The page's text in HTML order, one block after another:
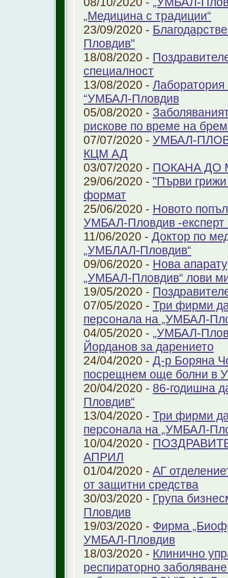
„Медицина с традиции“
23/09/2020 -
Пловдив"
18/08/2020 -
специалност
13/08/2020 - Лаборатория
“УМБАЛ-Пловдив
05/08/2020 -
рискове по време на
07/07/2020 - УМБАЛ-
КЦМ АД
03/07/2020 - ПОКАНА ДО
29/06/2020 - "Първи
формат
25/06/2020 - Новото
УМБАЛ-Пловдив -експерт
11/06/2020 - Доктор по
„УМБЛАЛ-Пловдив“
09/06/2020 - Нова
„УМБАЛ-Пловдив“ лови
19/05/2020 -
07/05/2020 - Три фирми
персонала на „УМБАЛ-
04/05/2020 - „УМБАЛ-
Йорданов за дарението
24/04/2020 - Д-р Боряна
посрещнем още болни в
20/04/2020 - 86-годишна
Пловдив“
13/04/2020 - Три фирми
персонала на „УМБАЛ-
10/04/2020 -
АПРИЛ
01/04/2020 - АГ
от защитни средства
30/03/2020 - Група
Пловдив
19/03/2020 - Фирма
УМБАЛ-Пловдив
18/03/2020 - Клинично
респираторно